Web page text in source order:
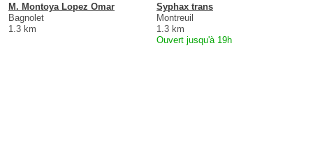
M. Montoya Lopez Omar
Bagnolet
1.3 km
Syphax trans
Montreuil
1.3 km
Ouvert jusqu'à 19h